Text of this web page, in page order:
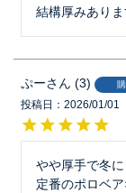
ぷー 3
投稿日
2026/01/01
やや厚手で冬に
定番のポロベ